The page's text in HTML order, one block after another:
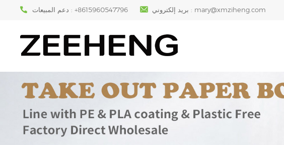
دعم المبيعات : +8615960547796 بريد إلكتروني : mary@xmziheng.com